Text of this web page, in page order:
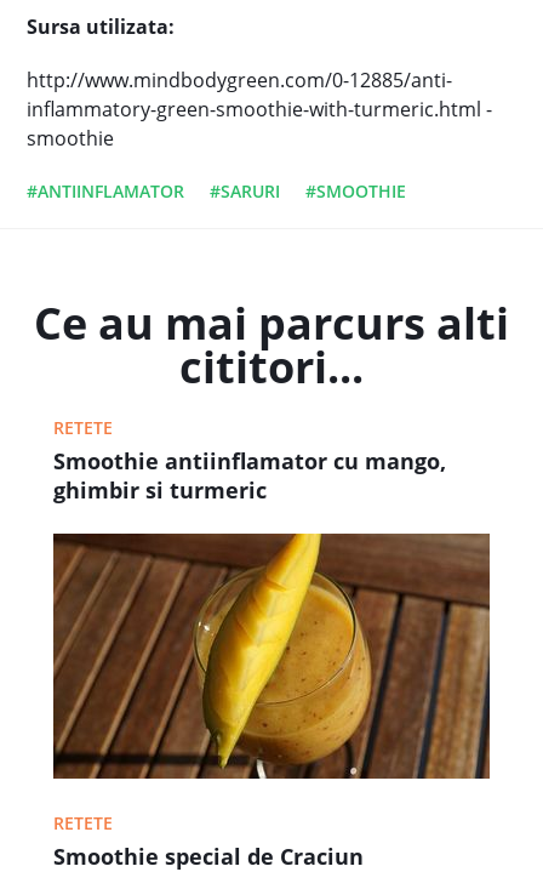
Sursa utilizata:
http://www.mindbodygreen.com/0-12885/anti-
inflammatory-green-smoothie-with-turmeric.html -
smoothie
#ANTIINFLAMATOR #SARURI #SMOOTHIE
Ce au mai parcurs alti
cititori...
RETETE
Smoothie antiinflamator cu mango,
ghimbir si turmeric
RETETE
Smoothie special de Craciun